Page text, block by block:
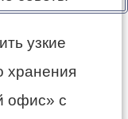
узкие
хранения
офис» с